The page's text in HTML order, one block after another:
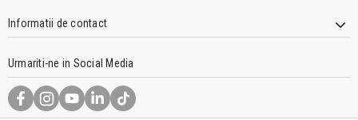
Informatii de contact
Urmariti-ne in Social Media